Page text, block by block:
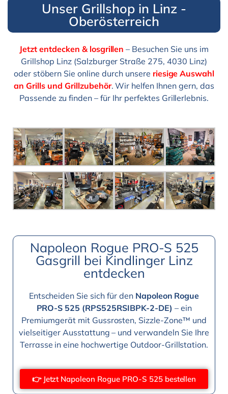
Unser Grillshop in Linz -
Oberösterreich
Jetzt entdecken & losgrillen – Besuchen Sie uns im
Grillshop Linz (Salzburger Straße 275, 4030 Linz)
oder stöbern Sie online durch unsere riesige Auswahl
an Grills und Grillzubehör. Wir helfen Ihnen gern, das
Passende zu finden – für Ihr perfektes Grillerlebnis.
Napoleon Rogue PRO-S 525
Gasgrill bei Kindlinger Linz
entdecken
Entscheiden Sie sich für den Napoleon Rogue
PRO-S 525 (RPS525RSIBPK-2-DE) – ein
Premiumgerät mit Gussrosten, Sizzle-Zone™ und
vielseitiger Ausstattung – und verwandeln Sie Ihre
Terrasse in eine hochwertige Outdoor-Grillstation.
👉 Jetzt Napoleon Rogue PRO-S 525 bestellen